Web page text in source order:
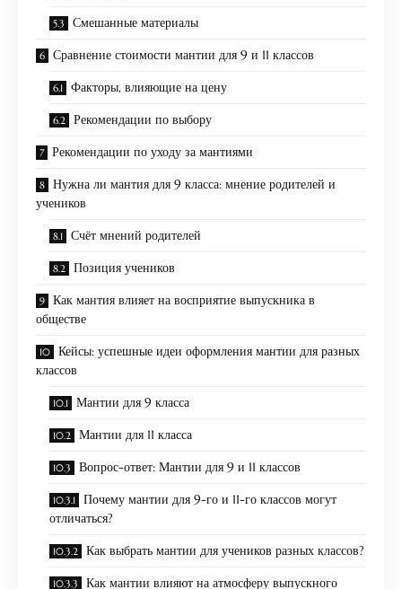
Смешанные материалы
Сравнение стоимости мантии для 9 и 11 классов
Факторы, влияющие на цену
Рекомендации по выбору
Рекомендации по уходу за мантиями
Нужна ли мантия для 9 класса: мнение родителей и
учеников
Счёт мнений родителей
Позиция учеников
Как мантия влияет на восприятие выпускника в
обществе
Кейсы: успешные идеи оформления мантии для разных
классов
Мантии для 9 класса
Мантии для 11 класса
Вопрос-ответ: Мантии для 9 и 11 классов
Почему мантии для 9-го и 11-го классов могут
отличаться?
Как выбрать мантии для учеников разных классов?
Как мантии влияют на атмосферу выпускного